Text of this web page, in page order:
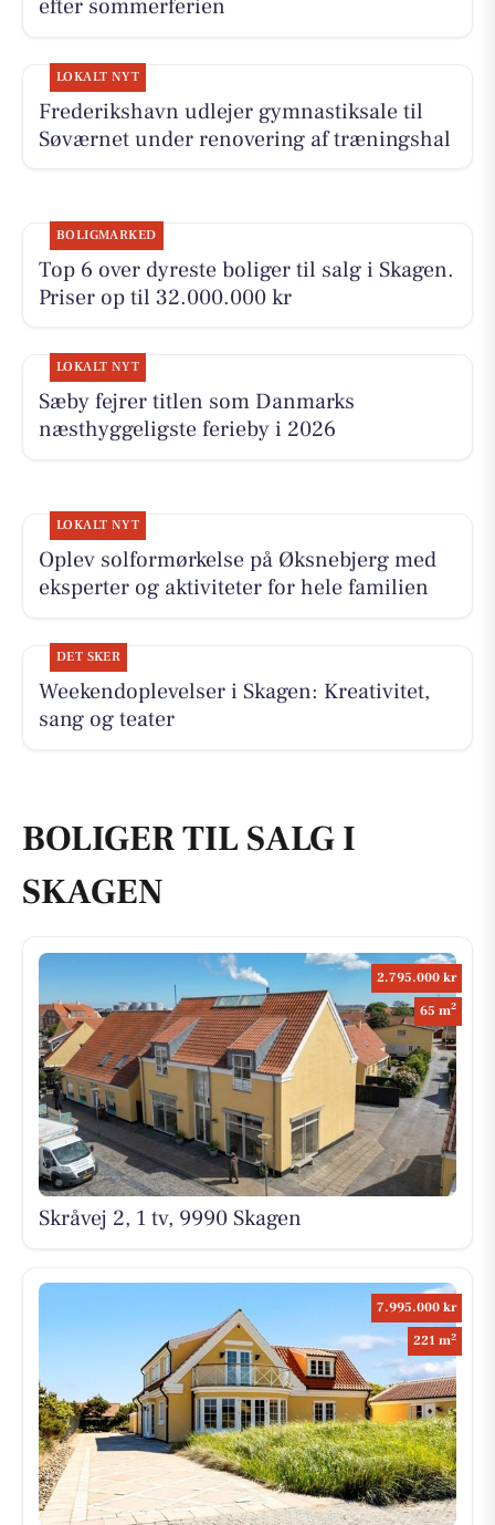
efter sommerferien
LOKALT NYT
Frederikshavn udlejer gymnastiksale til
Søværnet under renovering af træningshal
BOLIGMARKED
Top 6 over dyreste boliger til salg i Skagen.
Priser op til 32.000.000 kr
LOKALT NYT
Sæby fejrer titlen som Danmarks
næsthyggeligste ferieby i 2026
LOKALT NYT
Oplev solformørkelse på Øksnebjerg med
eksperter og aktiviteter for hele familien
DET SKER
Weekendoplevelser i Skagen: Kreativitet,
sang og teater
BOLIGER TIL SALG I
SKAGEN
2.795.000 kr
65 m2
Skråvej 2, 1 tv, 9990 Skagen
7.995.000 kr
221 m2